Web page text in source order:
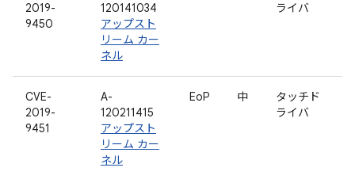
2019-
9450
120141034
アップスト
リーム カー
ネル
ライバ
CVE-
2019-
9451
A-
120211415
アップスト
リーム カー
ネル
EoP 中
タッチド
ライバ